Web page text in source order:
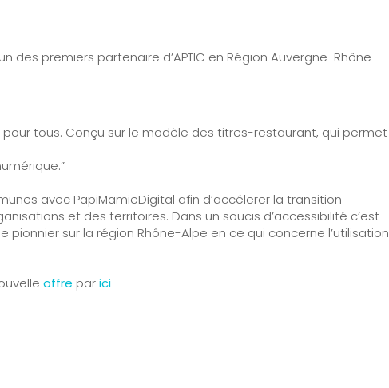
des premiers partenaire d’APTIC en Région Auvergne-Rhône-
pour tous. Conçu sur le modèle des titres-restaurant, qui permet
avec PapiMamieDigital afin d’accélerer la transition
et des territoires. Dans un soucis d’accessibilité c’est
pionnier sur la région Rhône-Alpe en ce qui concerne l’utilisation
offre parici